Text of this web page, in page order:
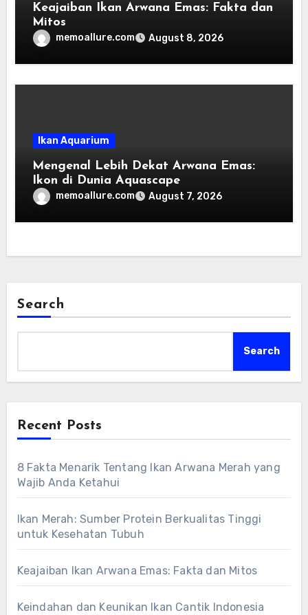
Keajaiban Ikan Arwana Emas: Fakta dan
Mitos
memoallure.com August 8, 2026
Ikan Aquarium
Mengenal Lebih Dekat Arwana Emas:
Ikon di Dunia Aquascape
memoallure.com August 7, 2026
Search
Search
Recent Posts
8 Fakta Menarik Tentang Ikan Arwana Merah yang
Wajib Anda Ketahui
Ikan Merah: Sumber Protein Berkualitas Tinggi
untuk Kesehatan Tubuh
Keajaiban Ikan Arwana Emas: Fakta dan Mitos
Keindahan dan Keunikan Ikan Cantik Indonesia